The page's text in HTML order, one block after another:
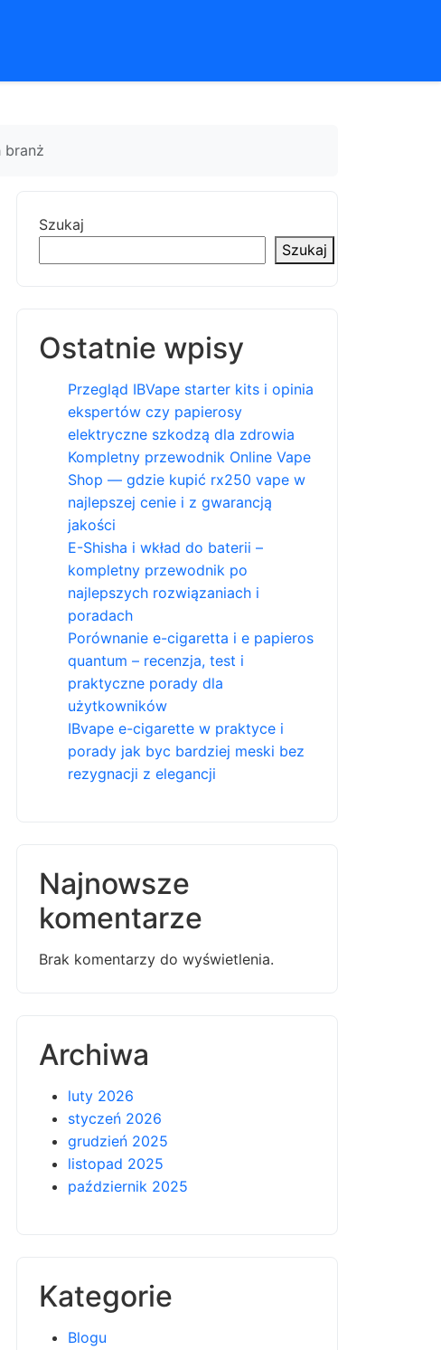
branż
Szukaj
Szukaj
Ostatnie wpisy
Przegląd IBVape starter kits i opinia
ekspertów czy papierosy
elektryczne szkodzą dla zdrowia
Kompletny przewodnik Online Vape
Shop — gdzie kupić rx250 vape w
najlepszej cenie i z gwarancją
jakości
E-Shisha i wkład do baterii –
kompletny przewodnik po
najlepszych rozwiązaniach i
poradach
Porównanie e-cigaretta i e papieros
quantum – recenzja, test i
praktyczne porady dla
użytkowników
IBvape e-cigarette w praktyce i
porady jak byc bardziej meski bez
rezygnacji z elegancji
Najnowsze
komentarze
Brak komentarzy do wyświetlenia.
Archiwa
luty 2026
styczeń 2026
grudzień 2025
listopad 2025
październik 2025
Kategorie
Blogu